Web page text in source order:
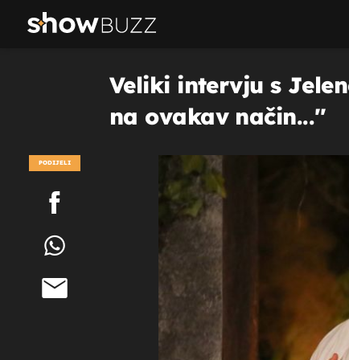
Veliki intervju s
na ovakav način...''
PODIJELI
POGLEDAJ